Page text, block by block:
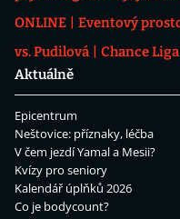
ONLINE
Eventový
vs. Pudilová
Chance
Aktuálně
Epicentrum
Neštovice: příznaky, léčba
V čem jezdí Yamal a Mesii?
Kvízy pro seniory
Kalendář úplňků 2026
Co je bodycount?